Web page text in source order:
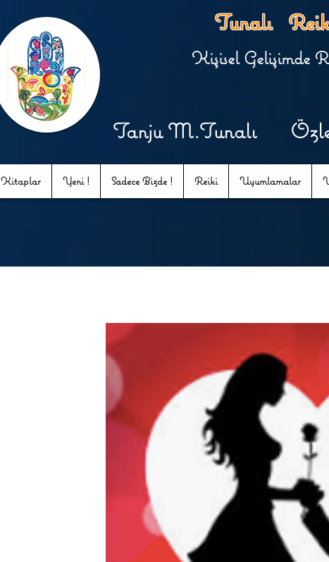
Tunalı
Kişisel Gelişimde
Tanju M.Tunalı
Kitaplar Yeni ! Sadece Bizde ! Reiki Uyumlamalar